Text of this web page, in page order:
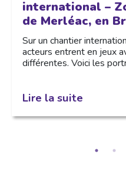
international –
de Merléac, en
Sur un chantier
acteurs entrent en jeux
différentes. Voici les
Lire la suite